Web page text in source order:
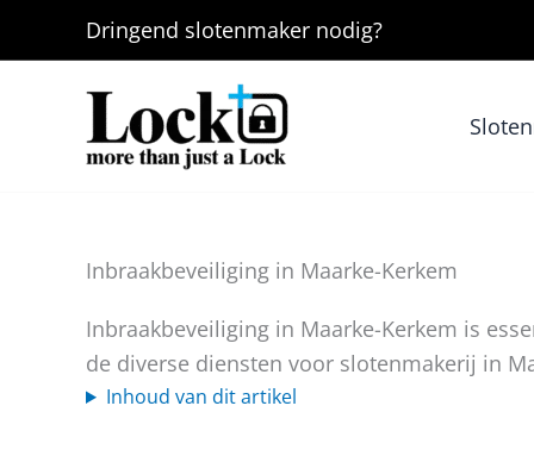
Dringend slotenmaker nodig?
Inbraakbeveiliging in Maarke-Kerkem
Inbraakbeveiliging in Maarke-Kerkem is
de diverse diensten voor slotenmakerij in
Inhoud van dit artikel